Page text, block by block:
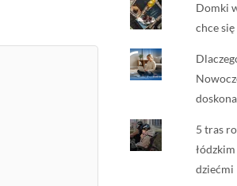
Domki
chce się
5 tras
dziećmi